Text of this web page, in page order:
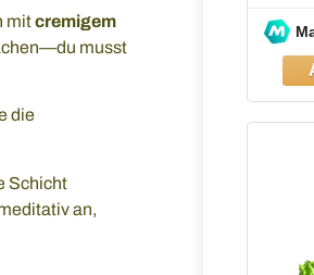
mitcremigem
musst
die
Schicht
an,